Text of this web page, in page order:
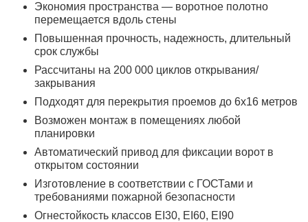
Экономия пространства — воротное полотно
перемещается вдоль стены
Повышенная прочность, надежность, длительный
срок службы
Рассчитаны на 200 000 циклов открывания/
закрывания
Подходят для перекрытия проемов до 6х16 метров
Возможен монтаж в помещениях любой
планировки
Автоматический привод для фиксации ворот в
открытом состоянии
Изготовление в соответствии с ГОСТами и
требованиями пожарной безопасности
Огнестойкость классов EI30, EI60, EI90